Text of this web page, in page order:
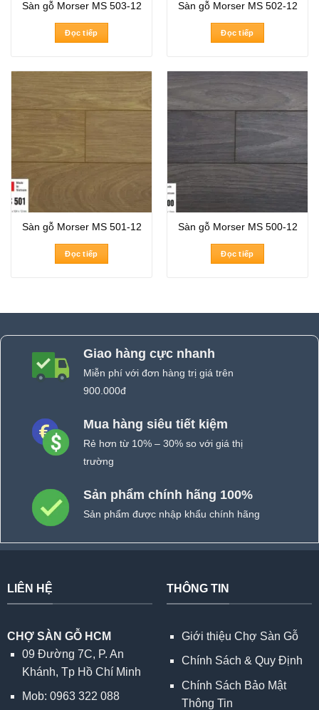
Sàn gỗ Morser MS 503-12
Đọc tiếp
Sàn gỗ Morser MS 502-12
Đọc tiếp
Sàn gỗ Morser MS 501-12
Đọc tiếp
Sàn gỗ Morser MS 500-12
Đọc tiếp
Giao hàng cực nhanh
Miễn phí với đơn hàng trị giá trên
900.000đ
Mua hàng siêu tiết kiệm
Rẻ hơn từ 10% – 30% so với giá thị
trường
Sản phẩm chính hãng 100%
Sản phẩm được nhập khẩu chính hãng
LIÊN HỆ
CHỢ SÀN GỖ HCM
09 Đường 7C, P. An
Khánh, Tp Hồ Chí Minh
Mob: 0963 322 088
THÔNG TIN
Giới thiệu Chợ Sàn Gỗ
Chính Sách & Quy Định
Chính Sách Bảo Mật
Thông Tin